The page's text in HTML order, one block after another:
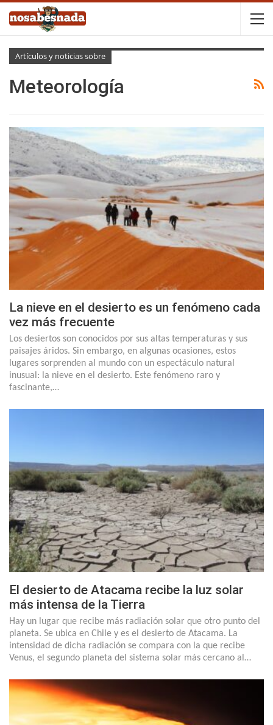
Artículos y noticias sobre
Meteorología
La nieve en el desierto es un fenómeno cada
vez más frecuente
Los desiertos son conocidos por sus altas temperaturas y sus
paisajes áridos. Sin embargo, en algunas ocasiones, estos
lugares sorprenden al mundo con un espectáculo natural
inusual: la nieve en el desierto. Este fenómeno raro y
fascinante,…
El desierto de Atacama recibe la luz solar
más intensa de la Tierra
Hay un lugar que recibe más radiación solar que otro punto del
planeta. Se ubica en Chile y es el desierto de Atacama. La
intensidad de dicha radiación se compara con la que recibe
Venus, el segundo planeta del sistema solar más cercano al…